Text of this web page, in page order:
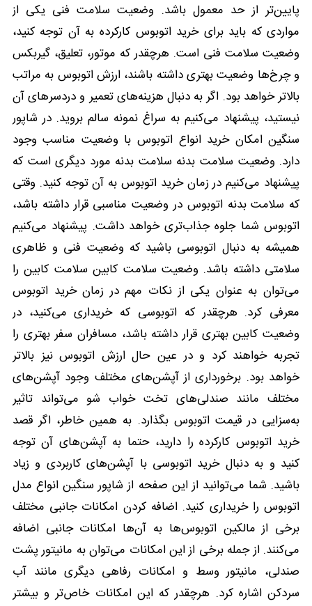
پایین‌تر از حد معمول باشد. وضعیت سلامت فنی یکی از
مواردی که باید برای خرید اتوبوس کارکرده به آن توجه کنید،
وضعیت سلامت فنی است. هرچقدر که موتور، تعلیق، گیربکس
و چرخ‌ها وضعیت بهتری داشته باشند، ارزش اتوبوس به مراتب
بالاتر خواهد بود. اگر به دنبال هزینه‌های تعمیر و دردسرهای آن
نیستید، پیشنهاد می‌کنیم به سراغ نمونه سالم بروید. در شاپور
سنگین امکان خرید انواع اتوبوس با وضعیت مناسب وجود
دارد. وضعیت سلامت بدنه سلامت بدنه مورد دیگری است که
پیشنهاد می‌کنیم در زمان خرید اتوبوس به آن توجه کنید. وقتی
که سلامت بدنه اتوبوس در وضعیت مناسبی قرار داشته باشد،
ا‌تو‌بو‌س شما جلوه جذاب‌تری خواهد داشت. پیشنهاد می‌کنیم
همیشه به دنبال ا‌تو‌بو‌سی باشید که وضعیت فنی و ظاهری
سلامتی داشته باشد. وضعیت سلامت کابین سلامت کابین را
می‌توان به عنوان یکی از نکات مهم در زمان خرید ا‌تو‌بو‌س
معرفی کرد. هرچقدر که ا‌تو‌بو‌سی که خریداری می‌کنید، در
وضعیت کابین بهتری قرار داشته باشد، مسافران سفر بهتری را
تجربه خواهند کرد و در عین حال ارزش ا‌تو‌بو‌س نیز بالاتر
خواهد بود. برخورداری از آپشن‌های مختلف وجود آپشن‌های
مختلف مانند صندلی‌های تخت خواب شو می‌تواند تاثیر
به‌سزایی در قیمت ا‌تو‌بو‌س بگذارد. به همین خاطر، اگر قصد
خرید ا‌تو‌بو‌س کارکرده را دارید، حتما به آپشن‌های آن توجه
کنید و به دنبال خرید ا‌تو‌بو‌سی با آپشن‌های کاربردی و زیاد
باشید. شما می‌توانید از این صفحه از شاپور سنگین انواع مدل
اتوبوس را خریداری کنید. اضافه کردن امکانات جانبی مختلف
برخی از مالکین ا‌تو‌بو‌س‌ها به آن‌ها امکانات جانبی اضافه
می‌کنند. از جمله برخی از این امکانات می‌توان به مانیتور پشت
صندلی، مانیتور وسط و امکانات رفاهی دیگری مانند آب
سردکن اشاره کرد. هرچقدر که این امکانات خاص‌تر و بیشتر